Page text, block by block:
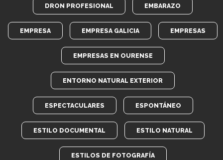
DRON PROFESIONAL EMBARAZO
EMPRESA EMPRESA GALICIA EMPRESAS
EMPRESAS EN OURENSE
ENTORNO NATURAL EXTERIOR
ESPECTACULARES ESPONTÁNEO
ESTILO DOCUMENTAL ESTILO NATURAL
ESTILOS DE FOTOGRAFÍA